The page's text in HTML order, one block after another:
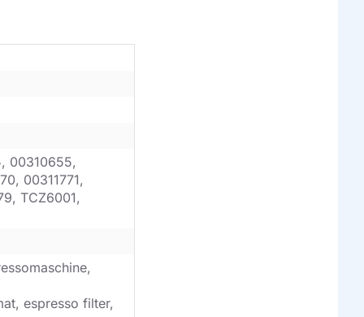
00310655,
00311771,
TCZ6001,
espresso filter,